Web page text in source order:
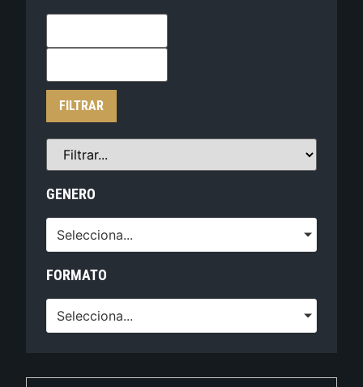
FILTRAR
GENERO
Selecciona...
FORMATO
Selecciona...